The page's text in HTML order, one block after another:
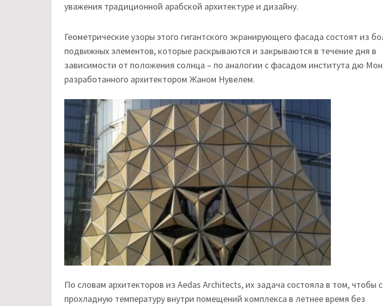
уважения традиционной арабской архитектуре и дизайну.
Геометрические узоры этого гигантского экранирующего фасада состоят из
подвижных элементов, которые раскрываются и закрываются в течение дня в
зависимости от положения солнца – по аналогии с фасадом института дю
разработанного архитектором Жаном Нувелем.
По словам архитекторов из Aedas Architects, их задача состояла в том, чтобы
прохладную температуру внутри помещений комплекса в летнее время без